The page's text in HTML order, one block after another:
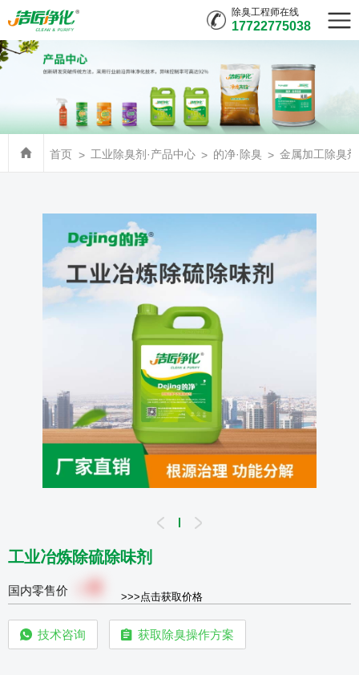
除臭工程师在线
17722775038
首页 工业除臭剂·产品中心 的净·除臭 金属加工除臭剂
工业冶炼除硫除味剂
国内零售价 0 >>>点击获取价格
技术咨询 获取除臭操作方案